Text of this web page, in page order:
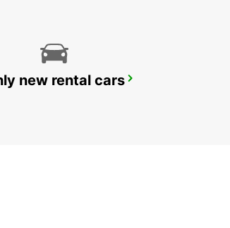
new rental cars